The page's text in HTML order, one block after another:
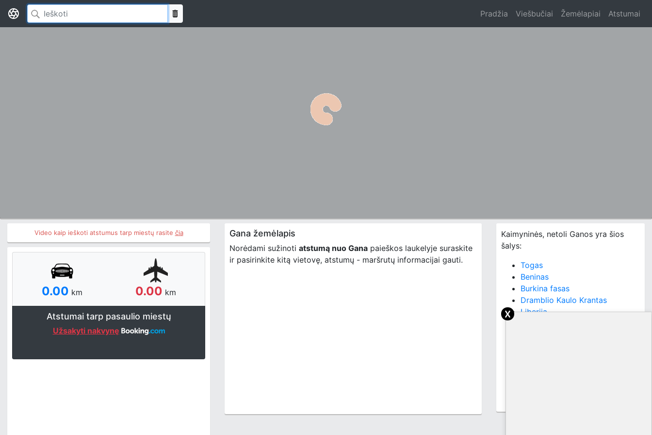
Pradžia Viešbučiai Žemėlapiai Atstumai
Video kaip ieškoti atstumus tarp miestų rasite čia
0.00 km 0.00 km
Atstumai tarp pasaulio miestų
Užsakyti nakvynę
Gana žemėlapis
Norėdami sužinoti atstumą nuo Gana paieškos laukelyje suraskite
ir pasirinkite kitą vietovę, atstumų - maršrutų informacijai gauti.
Kaimyninės, netoli Ganos yra šios
šalys:
Togas
Beninas
Burkina fasas
Dramblio Kaulo Krantas
Liberija
x